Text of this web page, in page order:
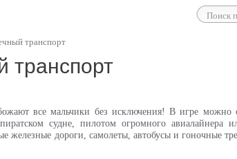
транспорт
транспорт
все мальчики без исключения! В игре можно
судне, пилотом огромного
железные дороги, самолеты, автобусы и гоночные